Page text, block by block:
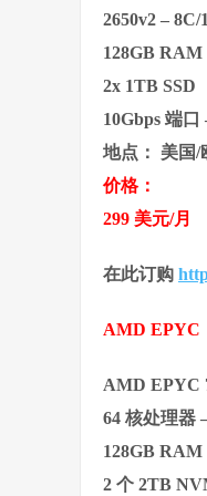
2650v2 – 8C/
128GB RAM
2x 1TB SSD
10Gbps 端
地点： 美国/
价格：
299 美元/月
在此订购
AMD EPYC
AMD EPYC
64 核处理器
128GB RAM
2 个 2TB